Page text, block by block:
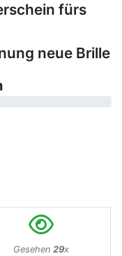
fürs
neue Brille
Gesehen 29x